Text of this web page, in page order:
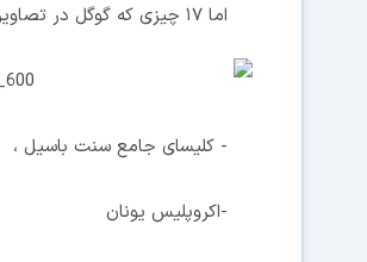
اما ۱۷ چیزی که گوگل در تصاویر خود به تصویر کشیده کجا هستند؟ این مکان‌ها عبارتند از :
- کلیسای جامع سنت باسیل ،
-اکروپلیس یونان